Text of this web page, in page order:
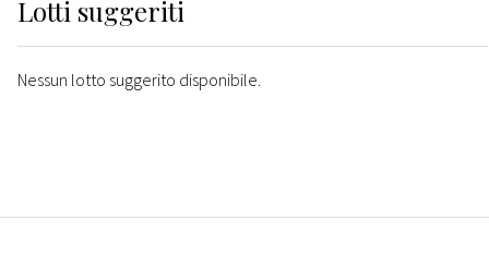
Lotti suggeriti
Nessun lotto suggerito disponibile.